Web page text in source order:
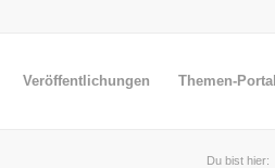
Veröffentlichungen Themen-Portal
Du bist hier: